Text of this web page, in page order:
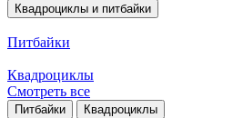
Квадроциклы и питбайки
Питбайки
Квадроциклы
Смотреть все
Питбайки Квадроциклы